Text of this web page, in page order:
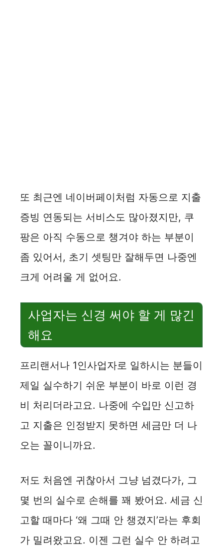
또 최근엔 네이버페이처럼 자동으로 지출
증빙 연동되는 서비스도 많아졌지만, 쿠
팡은 아직 수동으로 챙겨야 하는 부분이
좀 있어서, 초기 셋팅만 잘해두면 나중엔
크게 어려울 게 없어요.
사업자는 신경 써야 할 게 많긴
해요
프리랜서나 1인사업자로 일하시는 분들이
제일 실수하기 쉬운 부분이 바로 이런 경
비 처리더라고요. 나중에 수입만 신고하
고 지출은 인정받지 못하면 세금만 더 나
오는 꼴이니까요.
저도 처음엔 귀찮아서 그냥 넘겼다가, 그
몇 번의 실수로 손해를 꽤 봤어요. 세금 신
고할 때마다 ‘왜 그때 안 챙겼지’라는 후회
가 밀려왔고요. 이젠 그런 실수 안 하려고